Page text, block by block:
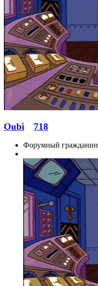
Oubi 718
Форумный гражданин